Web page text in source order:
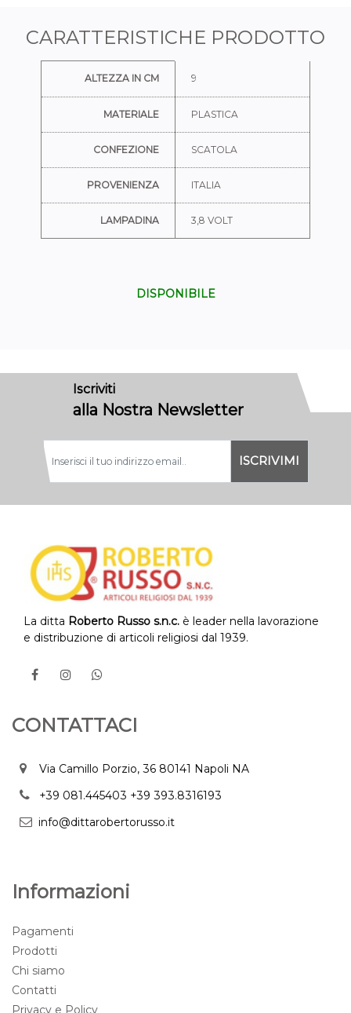
CARATTERISTICHE PRODOTTO
ALTEZZA IN CM 9
MATERIALE PLASTICA
CONFEZIONE SCATOLA
PROVENIENZA ITALIA
LAMPADINA 3,8 VOLT
DISPONIBILE
Iscriviti
alla Nostra Newsletter
La ditta Roberto Russo s.n.c. è leader nella lavorazione
e distribuzione di articoli religiosi dal 1939.
CONTATTACI
Via Camillo Porzio, 36 80141 Napoli NA
+39 081.445403 +39 393.8316193
info@dittarobertorusso.it
Informazioni
Pagamenti
Prodotti
Chi siamo
Contatti
Privacy e Policy